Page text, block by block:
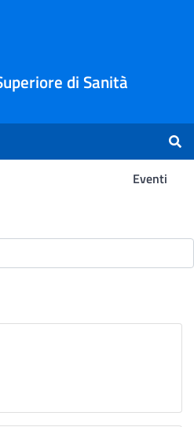
di Sanità
Eventi
Ricerca -